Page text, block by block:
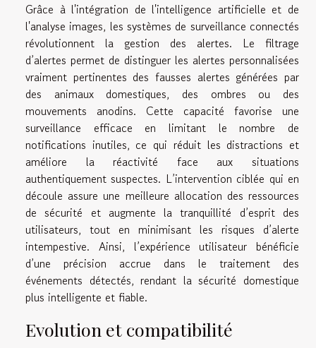
Grâce à l'intégration de l'intelligence artificielle et de
l'analyse images, les systèmes de surveillance connectés
révolutionnent la gestion des alertes. Le filtrage
d’alertes permet de distinguer les alertes personnalisées
vraiment pertinentes des fausses alertes générées par
des animaux domestiques, des ombres ou des
mouvements anodins. Cette capacité favorise une
surveillance efficace en limitant le nombre de
notifications inutiles, ce qui réduit les distractions et
améliore la réactivité face aux situations
authentiquement suspectes. L’intervention ciblée qui en
découle assure une meilleure allocation des ressources
de sécurité et augmente la tranquillité d’esprit des
utilisateurs, tout en minimisant les risques d’alerte
intempestive. Ainsi, l’expérience utilisateur bénéficie
d’une précision accrue dans le traitement des
événements détectés, rendant la sécurité domestique
plus intelligente et fiable.
Evolution et compatibilité